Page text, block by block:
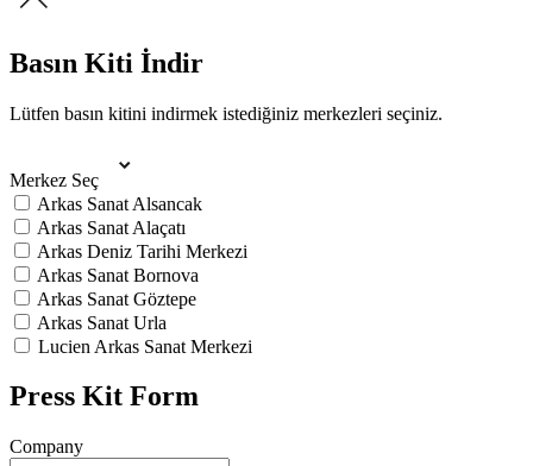
Basın Kiti İndir
Lütfen basın kitini indirmek istediğiniz merkezleri seçiniz.
Merkez Seç
Arkas Sanat Alsancak
Arkas Sanat Alaçatı
Arkas Deniz Tarihi Merkezi
Arkas Sanat Bornova
Arkas Sanat Göztepe
Arkas Sanat Urla
Lucien Arkas Sanat Merkezi
Press Kit Form
Company